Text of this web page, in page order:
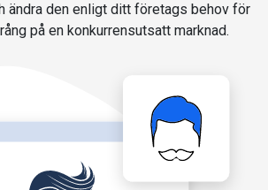
ändra den enligt ditt företags behov för
på en konkurrensutsatt marknad.